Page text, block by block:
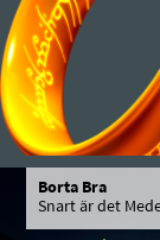
Borta Bra
Snart är det